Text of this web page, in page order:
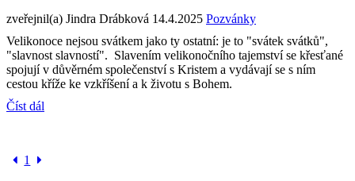
zveřejnil(a) Jindra Drábková 14.4.2025 Pozvánky
Velikonoce nejsou svátkem jako ty ostatní: je to "svátek svátků",
"slavnost slavností". Slavením velikonočního tajemství se křesťané
spojují v důvěrném společenství s Kristem a vydávají se s ním
cestou kříže ke vzkříšení a k životu s Bohem.
Číst dál
1